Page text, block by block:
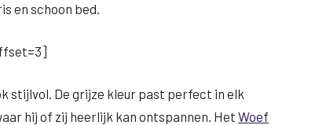
en schoon bed.
stijlvol. De grijze kleur past perfect in elk
hij of zij heerlijk kan ontspannen. Het Woef